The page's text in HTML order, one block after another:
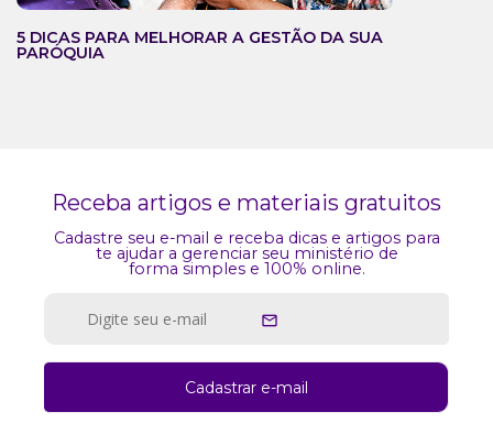
5 DICAS PARA MELHORAR A GESTÃO DA SUA
PARÓQUIA
Receba artigos e materiais gratuitos
Cadastre seu e-mail e receba dicas e artigos para
te ajudar a gerenciar seu ministério de
forma simples e 100% online.